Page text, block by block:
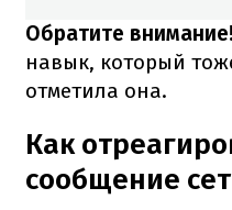
Обратите внимание!
навык, который
отметила она.
Как
сообщение